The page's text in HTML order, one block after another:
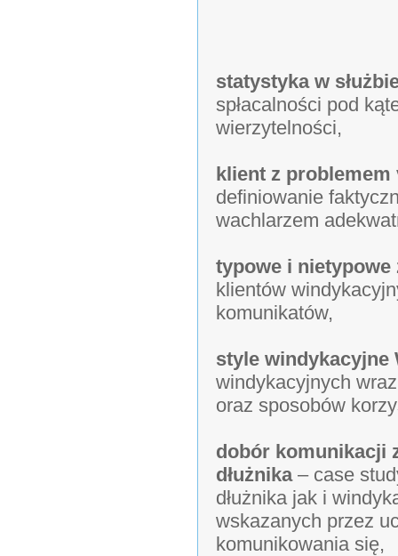
statystyka w
spłacalności pod
wierzytelności,
klient z
definiowanie
wachlarzem
typowe i nietypowe
klientów
komunikatów,
style windykacyjne
windykacyjnych
oraz sposobów
dobór komunikacji
dłużnika– case
dłużnika jak i
wskazanych przez
komunikowania się,